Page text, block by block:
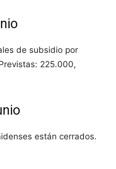
de subsidio por
225.000,
están cerrados.